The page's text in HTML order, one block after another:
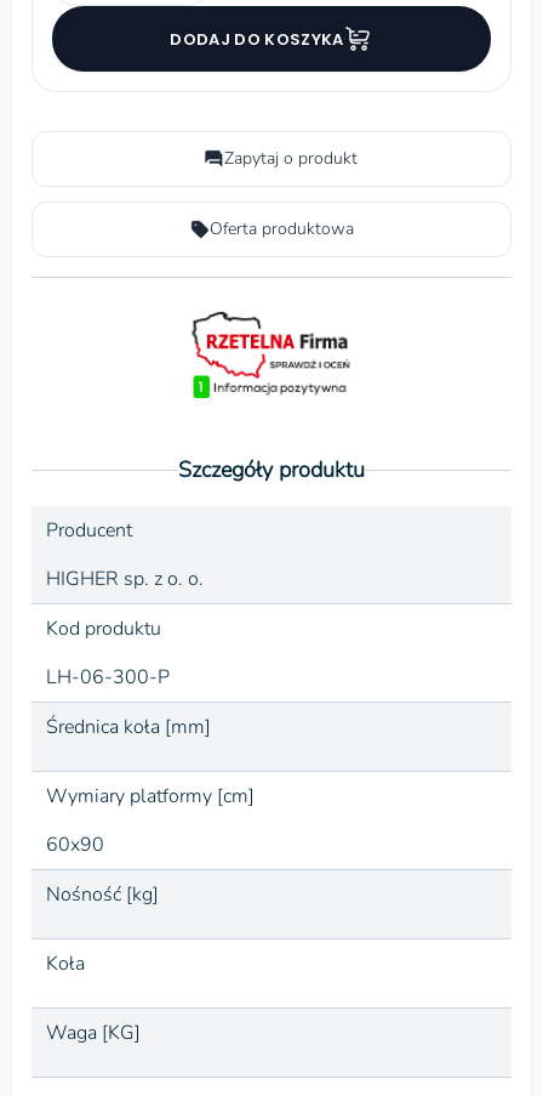
DODAJ DO KOSZYKA
Zapytaj o produkt
Oferta produktowa
Szczegóły produktu
Producent
HIGHER sp. z o. o.
Kod produktu
LH-06-300-P
Średnica koła [mm]
Wymiary platformy [cm]
60x90
Nośność [kg]
Koła
Waga [KG]